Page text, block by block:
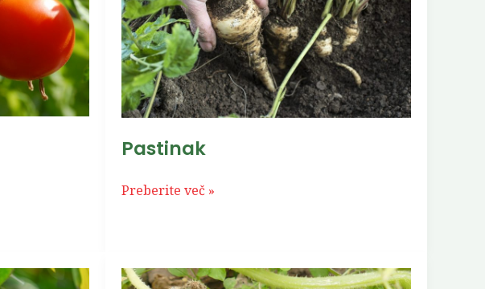
Pastinak
Preberite več »
Kumare